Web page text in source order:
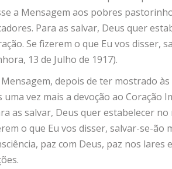
a Mensagem aos pobres
Para as salvar, Deus quer
Se fizerem o que Eu vos disser,
13 de Julho de 1917).
Mensagem, depois de ter mostrado
uma vez mais a devoção ao Coração
as salvar, Deus quer estabelecer
o que Eu vos disser, salvar-se-ão
paz com Deus, paz nos